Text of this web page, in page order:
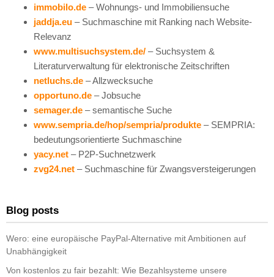
immobilo.de – Wohnungs- und Immobiliensuche
jaddja.eu – Suchmaschine mit Ranking nach Website-
Relevanz
www.multisuchsystem.de/ – Suchsystem &
Literaturverwaltung für elektronische Zeitschriften
netluchs.de – Allzwecksuche
opportuno.de – Jobsuche
semager.de – semantische Suche
www.sempria.de/hop/sempria/produkte – SEMPRIA:
bedeutungsorientierte Suchmaschine
yacy.net – P2P-Suchnetzwerk
zvg24.net – Suchmaschine für Zwangsversteigerungen
Blog posts
Wero: eine europäische PayPal-Alternative mit Ambitionen auf
Unabhängigkeit
Von kostenlos zu fair bezahlt: Wie Bezahlsysteme unsere